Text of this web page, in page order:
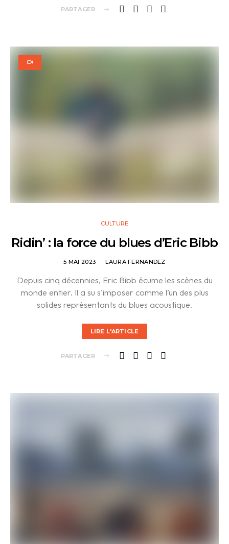
PARTAGER
CULTURE
Ridin’ : la force du blues d’Eric Bibb
5 MAI 2023 LAURA FERNANDEZ
Depuis cinq décennies, Eric Bibb écume les scènes du
monde entier. Il a su s'imposer comme l’un des plus
solides représentants du blues acoustique.
LIRE L'ARTICLE
PARTAGER